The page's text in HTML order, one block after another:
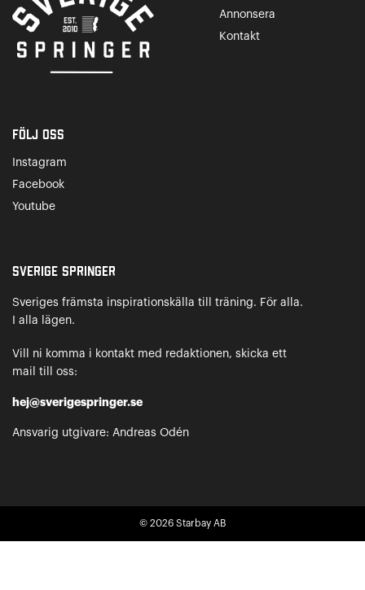
Annonsera
Kontakt
Följ oss
Instagram
Facebook
Youtube
Sverige Springer
Sveriges främsta inspirationskälla till träning. För alla.
I alla lägen.
Vill ni komma i kontakt med redaktionen, skicka ett
mail till oss:
hej@sverigespringer.se
Ansvarig utgivare: Andreas Odén
© 2026 Starbay AB